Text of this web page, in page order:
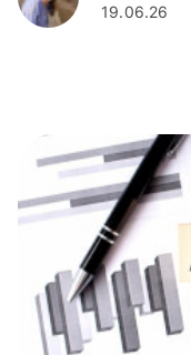
19.06.26